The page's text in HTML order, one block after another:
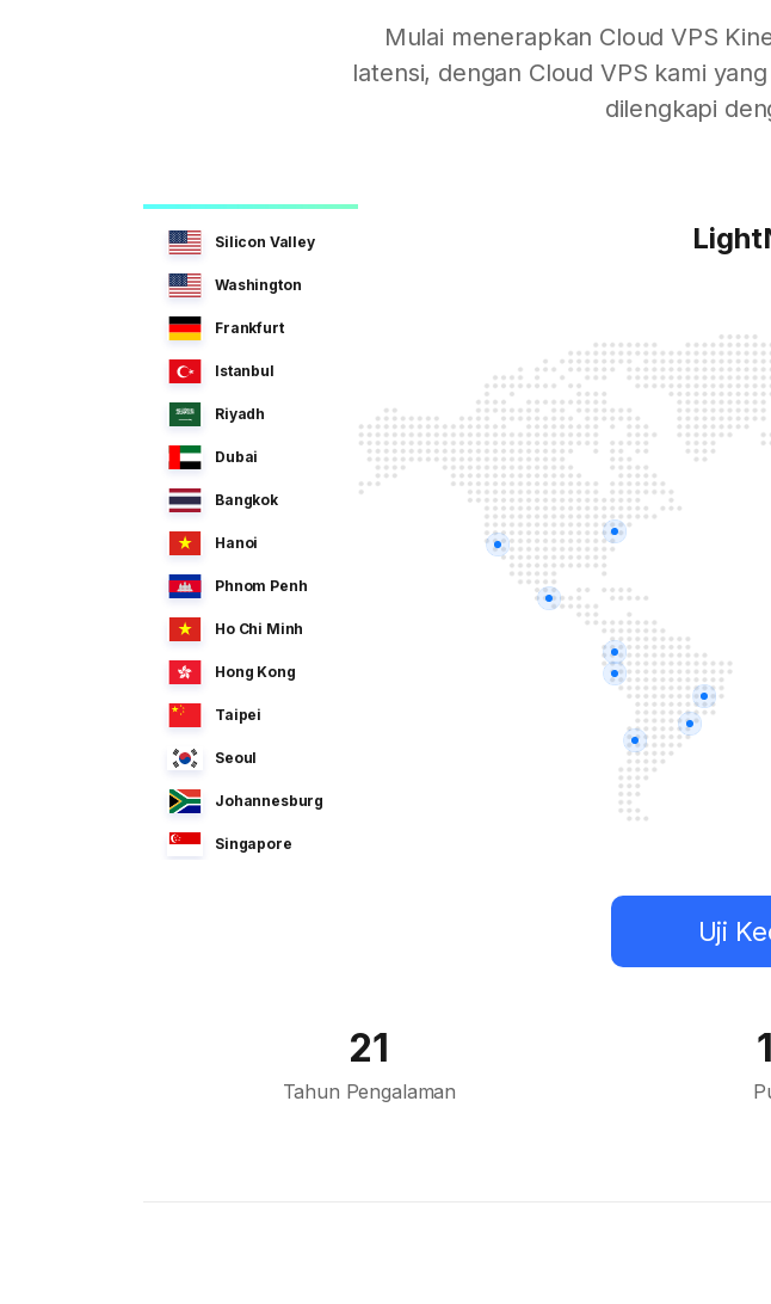
Mulai menerapkan Cloud VPS
latensi, dengan Cloud VPS kami
dilengkapi
Silicon Valley
Washington
Frankfurt
Istanbul
Riyadh
Dubai
Bangkok
Hanoi
Phnom Penh
Ho Chi Minh
Hong Kong
Taipei
Seoul
Johannesburg
Singapore
Uji
21
Tahun Pengalaman